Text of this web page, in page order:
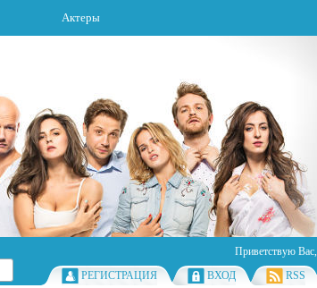
Актеры
Приветствую Вас,
РЕГИСТРАЦИЯ
ВХОД RSS